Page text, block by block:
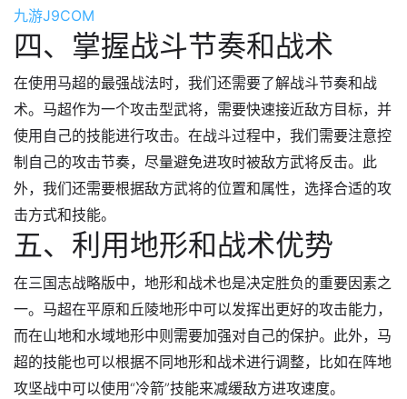
九游J9COM
四、掌握战斗节奏和战术
在使用马超的最强战法时，我们还需要了解战斗节奏和战
术。马超作为一个攻击型武将，需要快速接近敌方目标，并
使用自己的技能进行攻击。在战斗过程中，我们需要注意控
制自己的攻击节奏，尽量避免进攻时被敌方武将反击。此
外，我们还需要根据敌方武将的位置和属性，选择合适的攻
击方式和技能。
五、利用地形和战术优势
在三国志战略版中，地形和战术也是决定胜负的重要因素之
一。马超在平原和丘陵地形中可以发挥出更好的攻击能力，
而在山地和水域地形中则需要加强对自己的保护。此外，马
超的技能也可以根据不同地形和战术进行调整，比如在阵地
攻坚战中可以使用“冷箭”技能来减缓敌方进攻速度。